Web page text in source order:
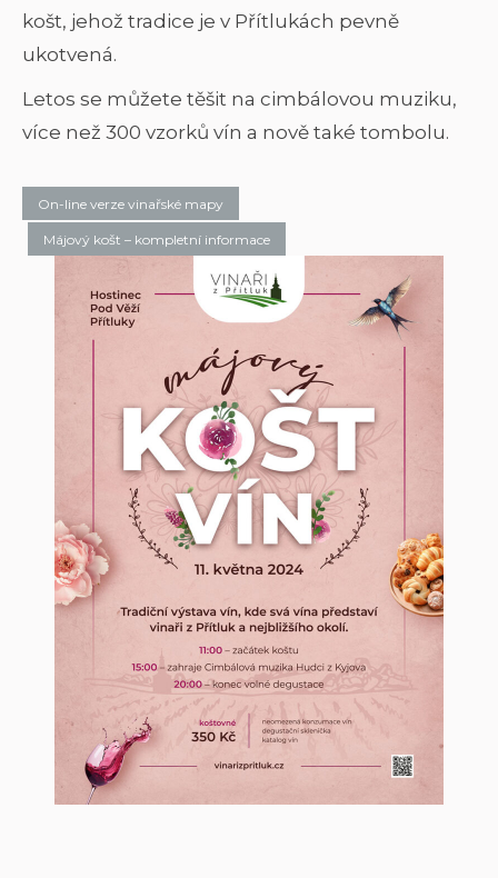
košt, jehož tradice je v Přítlukách pevně
ukotvená.
Letos se můžete těšit na cimbálovou muziku,
více než 300 vzorků vín a nově také tombolu.
On-line verze vinařské mapy
Májový košt – kompletní informace